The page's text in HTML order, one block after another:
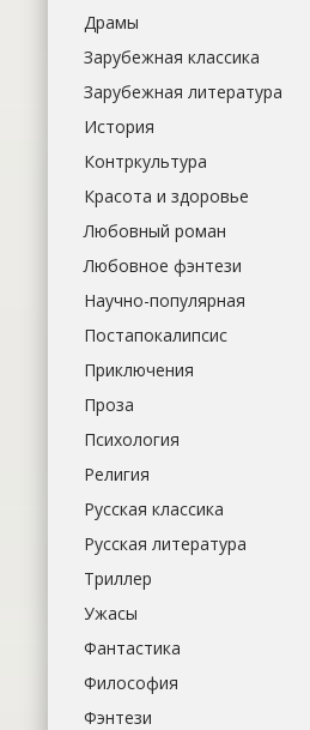
Драмы
Зарубежная классика
Зарубежная литература
История
Контркультура
Красота и здоровье
Любовный роман
Любовное фэнтези
Научно-популярная
Постапокалипсис
Приключения
Проза
Психология
Религия
Русская классика
Русская литература
Триллер
Ужасы
Фантастика
Философия
Фэнтези